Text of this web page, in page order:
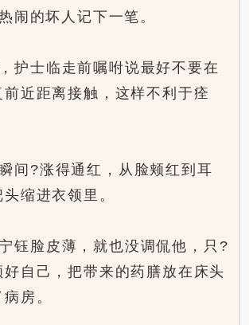
闹的坏人记下一笔。
护士临走前嘱咐说最好不要在
近距离接触，这样不利于痊
间?涨得通红，从脸颊红到耳
缩进衣领里。
钰脸皮薄，就也没调侃他，只?
自己，把带来的药膳放在床头
房。